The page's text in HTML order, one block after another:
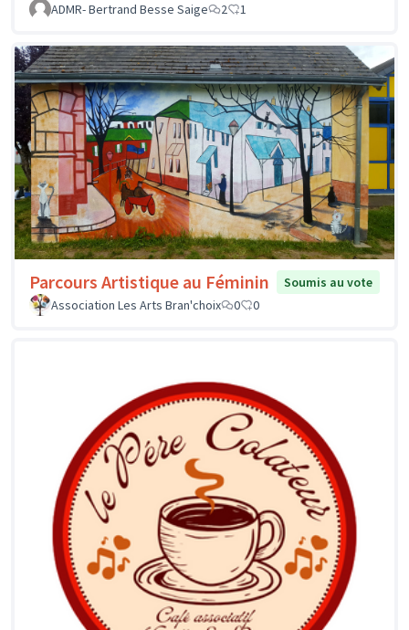
ADMR- Bertrand Besse Saige 2 1
Parcours Artistique au Féminin
Soumis au vote
Association Les Arts Bran'choix
0 0